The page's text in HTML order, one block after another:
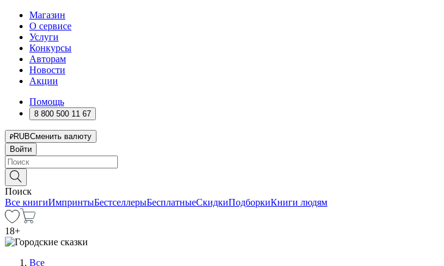
Магазин
О сервисе
Услуги
Конкурсы
Авторам
Новости
Акции
Помощь
8 800 500 11 67
RUBСменить валюту
Войти
Поиск
Все книгиИмпринтыБестселлерыБесплатныеСкидкиПодборкиКниги людям
18+
Все